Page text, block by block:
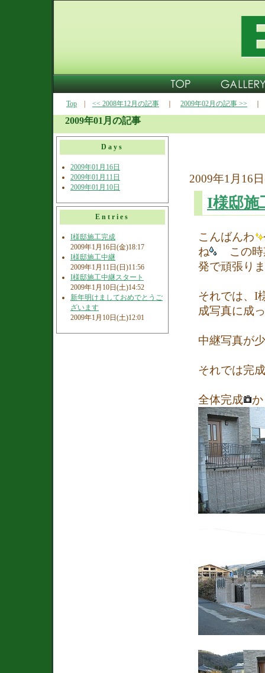
Top << 2008年12月の記事 2009年02月の記事 >>
2009年01月の記事
Days
2009年01月16日
2009年01月11日
2009年01月10日
Entries
I様邸施工完成
2009年1月16日(金)18:17
I様邸施工中継
2009年1月11日(日)11:56
I様邸施工中継スタート
2009年1月10日(土)14:52
新年明けましておめでとうご
ざいます
2009年1月10日(土)12:01
2009年1月16
I様邸施
こんばんわ
ね
この時
発で頑張り
それでは、I
成写真に成
中継写真が
それでは完成
全体完成